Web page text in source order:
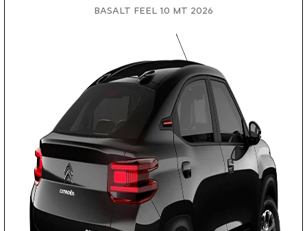
BASALT FEEL 1.0 MT 2026